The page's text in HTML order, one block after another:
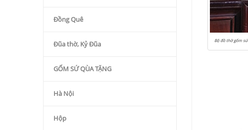
Đồng Quê
Đũa thờ, Kỷ Đũa
GỐM SỨ QÙA TẶNG
Hà Nội
Hộp
Bộ đồ thờ gốm